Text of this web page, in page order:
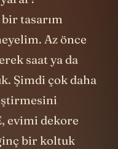
tasarım
Az önce
saat ya da
Şimdi çok daha
evimi dekore
bir koltuk